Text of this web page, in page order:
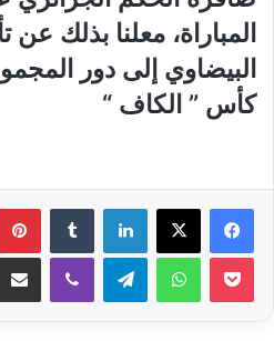
المباراة، معلنا بذلك عن
البيضاوي إلى دور
كأس ” الكاف “
لينكدإن
واتساب